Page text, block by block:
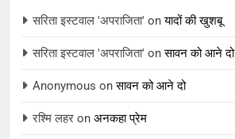
सरिता इस्टवाल 'अपराजिता' onयादों की खुशबू
सरिता इस्टवाल 'अपराजिता' onसावन को आने दो
Anonymous onसावन को आने दो
रश्मि लहर on अनकहा प्रेम